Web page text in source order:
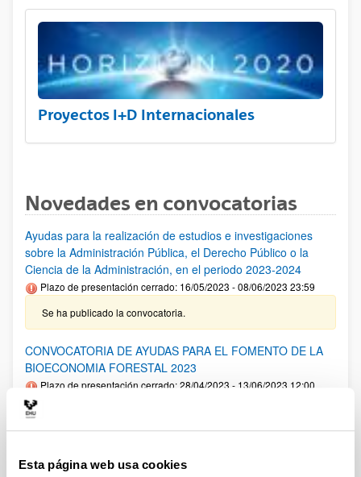
Esta página web usa cookies
Proyectos I+D Internacionales
Novedades en convocatorias
Ayudas para la realización de estudios e investigaciones
sobre la Administración Pública, el Derecho Público o la
Ciencia de la Administración, en el periodo 2023-2024
Plazo de presentación cerrado: 16/05/2023 - 08/06/2023 23:59
Se ha publicado la convocatoria.
CONVOCATORIA DE AYUDAS PARA EL FOMENTO DE LA
BIOECONOMIA FORESTAL 2023
Plazo de presentación cerrado: 28/04/2023 - 13/06/2023 12:00
“Bioeconomia forestal” y adjuntando la documentación